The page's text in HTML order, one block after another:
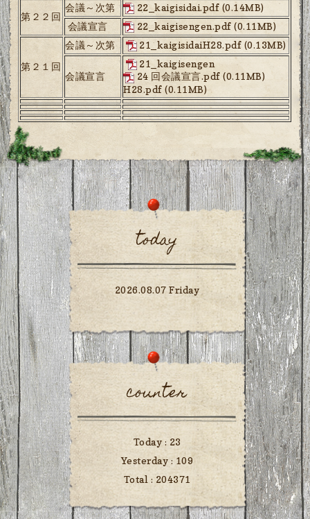
第２２回
会議～次第 22_kaigisidai.pdf (0.14MB)
会議宣言
22_kaigisengen.pdf (0.11MB)
第２１回
会議～次第 21_kaigisidaiH28.pdf (0.13MB)
会議宣言
21_kaigisengen
24 回会議宣言.pdf (0.11MB)
H28.pdf (0.11MB)
today
2026.08.07 Friday
counter
Today : 23
Yesterday : 109
Total : 204371